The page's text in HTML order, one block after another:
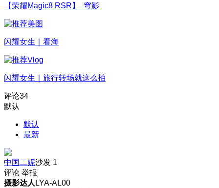
【荣耀Magic8 RSR】 穹影
闪耀女生｜看海
闪耀女生｜旅行转场就这么拍
评论34
默认
默认
最新
中国二妮沙发 1
评论 举报
摄影达人 LYA-AL00